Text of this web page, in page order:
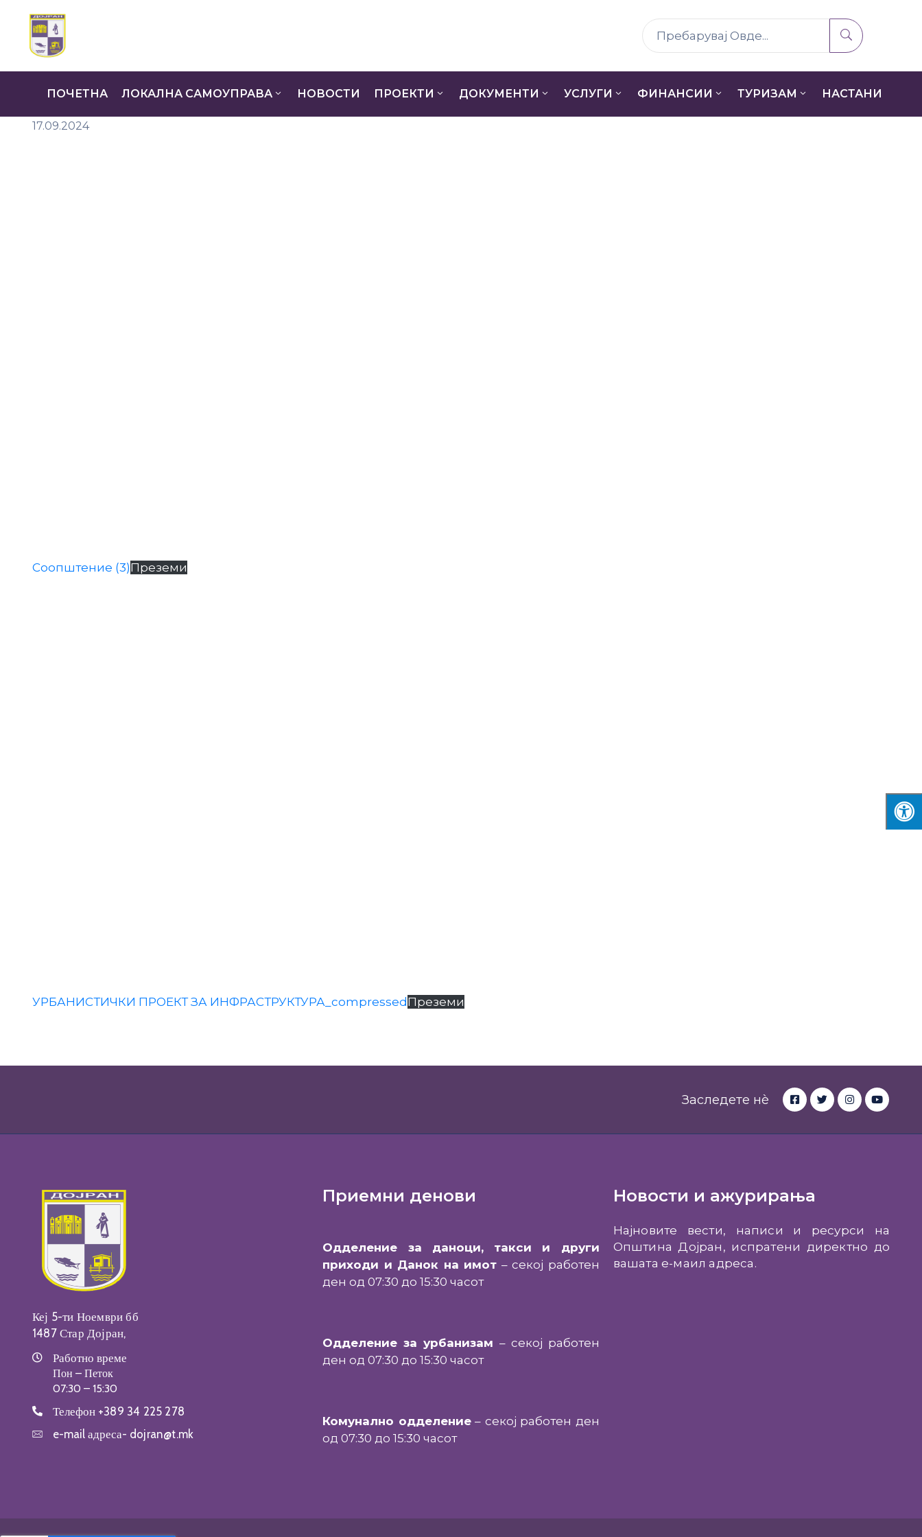
ПОЧЕТНА ЛОКАЛНА САМОУПРАВА НОВОСТИ ПРОЕКТИ ДОКУМЕНТИ УСЛУГИ ФИНАНСИИ ТУРИЗАМ НАСТАНИ
17.09.2024
Соопштение (3)Преземи
УРБАНИСТИЧКИ ПРОЕКТ ЗА ИНФРАСТРУКТУРА_compressed Преземи
Заследете нè
Кеј 5-ти Ноември бб
1487 Стар Дојран,
Работно време
Пон – Петок
07:30 – 15:30
Телефон +389 34 225 278
e-mail адреса- dojran@t.mk
Приемни денови
Одделение за даноци, такси и други
приходи и Данок на имот – секој работен
ден од 07:30 до 15:30 часот
Одделение за урбанизам – секој работен
ден од 07:30 до 15:30 часот
Комунално одделение– секој работен ден
од 07:30 до 15:30 часот
Новости и ажурирања
Најновите вести, написи и ресурси на
Општина Дојран, испратени директно до
вашата е-маил адреса.